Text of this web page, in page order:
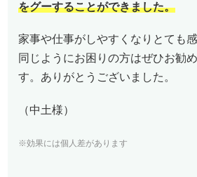
をグーすることができました。
家事や仕事がしやすくなりとても
同じようにお困りの方はぜひお勧
す。ありがとうございました。
（中土様）
※効果には個人差があります